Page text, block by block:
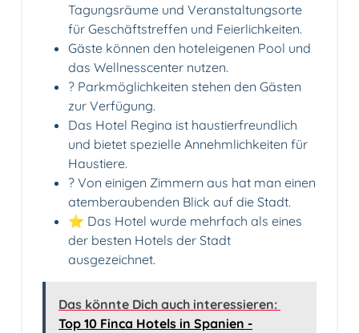
Tagungsräume und Veranstaltungsorte
für Geschäftstreffen und Feierlichkeiten.
Gäste können den hoteleigenen Pool und
das Wellnesscenter nutzen.
? Parkmöglichkeiten stehen den Gästen
zur Verfügung.
Das Hotel Regina ist haustierfreundlich
und bietet spezielle Annehmlichkeiten für
Haustiere.
? Von einigen Zimmern aus hat man einen
atemberaubenden Blick auf die Stadt.
⭐ Das Hotel wurde mehrfach als eines
der besten Hotels der Stadt
ausgezeichnet.
Das könnte Dich auch interessieren:
Top 10 Finca Hotels in Spanien -